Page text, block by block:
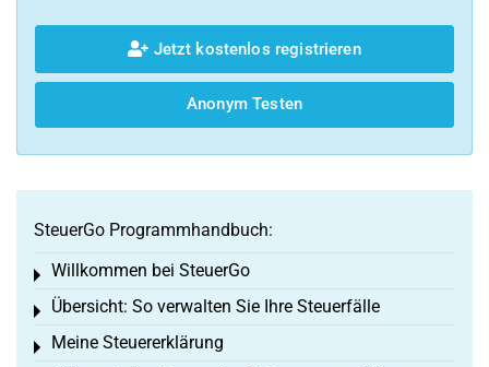
Jetzt kostenlos registrieren
Anonym Testen
SteuerGo Programmhandbuch:
Willkommen bei SteuerGo
Toggle menu
Übersicht: So verwalten Sie Ihre Steuerfälle
Toggle menu
Meine Steuererklärung
Toggle menu